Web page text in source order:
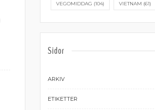
VEGOMIDDAG (104) VIETNAM (61)
Sidor
ARKIV
ETIKETTER